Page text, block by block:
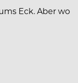
Eck. Aber wo